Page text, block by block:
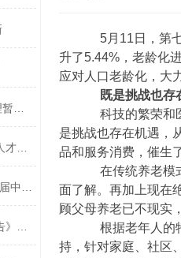
5月11日，第七
升了5.44%，老龄化
应对人口老龄化，大
既是挑战也存
科技的繁荣和医
是挑战也存在机遇，
品和服务消费，催生
在传统养老模式
面了解。再加上现在
顾父母养老已不现实
根据老年人的特
持，针对家庭、社区